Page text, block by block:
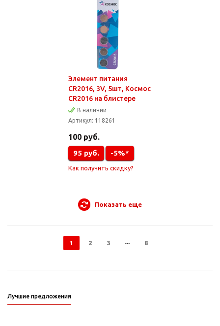
Элемент питания
CR2016, 3V, 5шт, Kocмос
CR2016 на блистере
В наличии
Артикул: 118261
100 руб.
95 руб. -5%*
Как получить скидку?
Показать еще
1 2 3 8
Лучшие предложения